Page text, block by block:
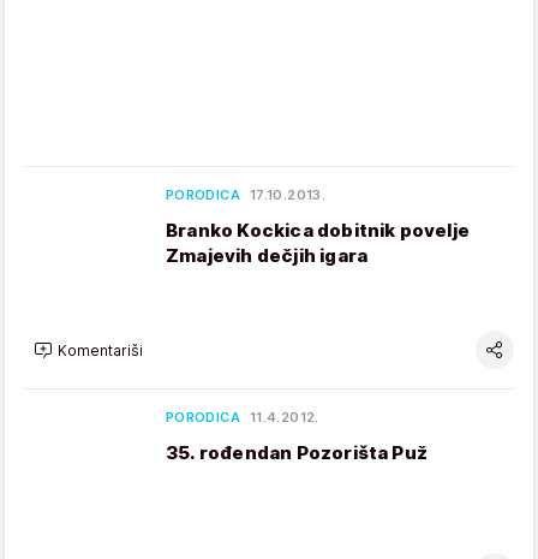
PORODICA 17.10.2013.
Branko Kockica dobitnik povelje
Zmajevih dečjih igara
Komentariši
PORODICA 11.4.2012.
35. rođendan Pozorišta Puž